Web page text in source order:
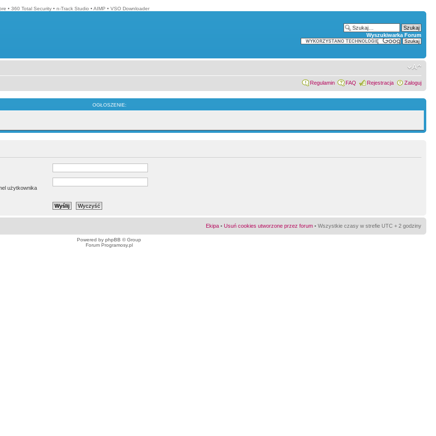
• 360 Total Security • n-Track Studio • AIMP • VSO Downloader
Wyszukiwarka Forum
Regulamin FAQ Rejestracja Zaloguj
OGŁOSZENIE:
użytkownika
Ekipa • Usuń cookies utworzone przez forum • Wszystkie czasy w strefie UTC + 2 godziny
Powered by phpBB © Group
Forum Programosy.pl